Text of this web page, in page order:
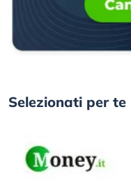
Selezionati per te